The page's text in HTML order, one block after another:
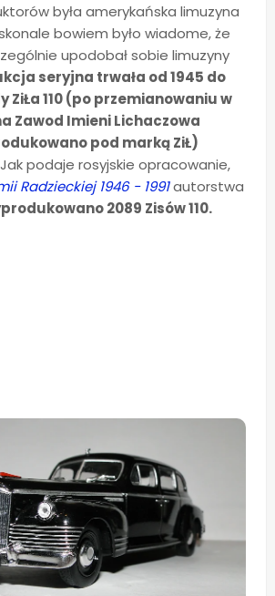
była amerykańska limuzyna
bowiem było wiadome, że
upodobał sobie limuzyny
seryjna trwała od 1945 do
ZiŁa 110 (po przemianowaniu w
Zawod Imieni Lichaczowa
pod marką ZiŁ)
podaje rosyjskie opracowanie,
Radzieckiej 1946 - 1991autorstwa
2089 Zisów 110.